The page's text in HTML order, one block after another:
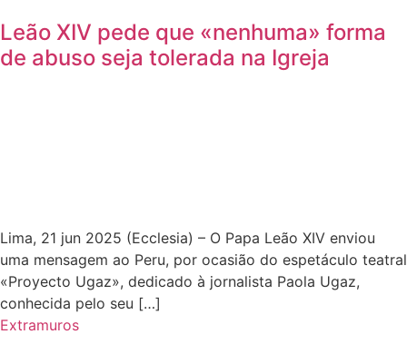
Leão XIV pede que «nenhuma» forma
de abuso seja tolerada na Igreja
Lima, 21 jun 2025 (Ecclesia) – O Papa Leão XIV enviou
uma mensagem ao Peru, por ocasião do espetáculo teatral
«Proyecto Ugaz», dedicado à jornalista Paola Ugaz,
conhecida pelo seu […]
Extramuros